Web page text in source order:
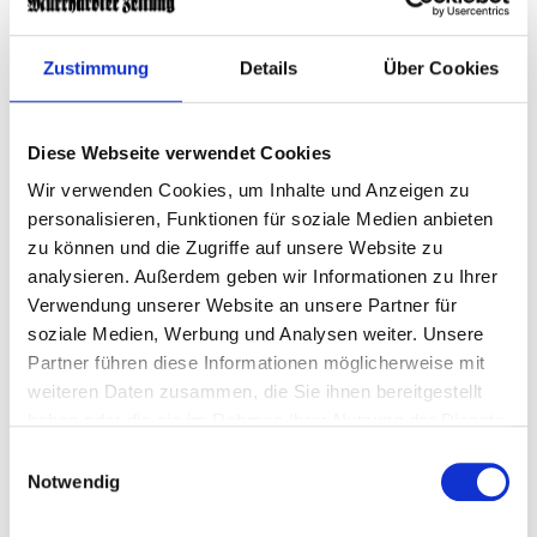
Zustimmung Details Über Cookies
Diese Webseite verwendet Cookies
Wir verwenden Cookies, um Inhalte und Anzeigen zu
personalisieren, Funktionen für soziale Medien anbieten
zu können und die Zugriffe auf unsere Website zu
analysieren. Außerdem geben wir Informationen zu Ihrer
Verwendung unserer Website an unsere Partner für
soziale Medien, Werbung und Analysen weiter. Unsere
Partner führen diese Informationen möglicherweise mit
weiteren Daten zusammen, die Sie ihnen bereitgestellt
Notwendig
Waldbrand in der Gohrischheide: Feuerwehr im